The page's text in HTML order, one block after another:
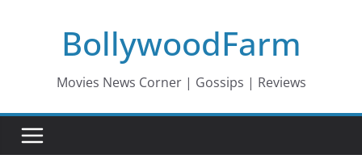
BollywoodFarm
Movies News Corner | Gossips | Reviews